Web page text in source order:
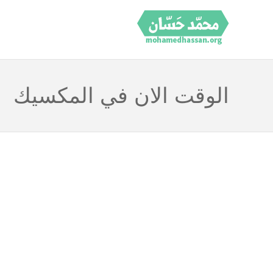
الوقت الان في المكسيك